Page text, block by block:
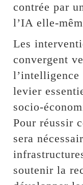
contrée par
l’IA elle-
Les
convergent
levier
socio-
Pour réussir
sera
soutenir la